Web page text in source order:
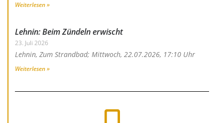
Weiterlesen »
Lehnin: Beim Zündeln erwischt
23. Juli 2026
Lehnin, Zum Strandbad; Mittwoch, 22.07.2026, 17:10 Uhr
Weiterlesen »